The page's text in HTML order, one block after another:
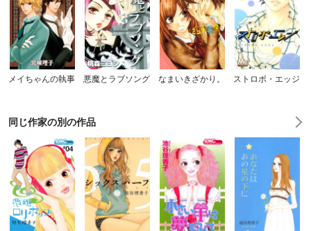
メイちゃんの執事 悪魔とラブソング なまいきざかり。 ストロボ・エッジ
同じ作家の別の作品